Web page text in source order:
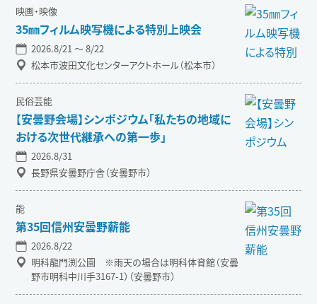
映画・映像
35㎜フィルム映写機による特別上映会
2026.8/21 〜 8/22
松本市波田文化センターアクトホール（松本市）
民俗芸能
【安曇野会場】シンポジウム「私たちの地域に
おける次世代継承への第一歩」
2026.8/31
長野県安曇野庁舎（安曇野市）
能
第35回信州安曇野薪能
2026.8/22
明科龍門渕公園 ※雨天の場合は明科体育館（安曇
野市明科中川手3167-1）（安曇野市）